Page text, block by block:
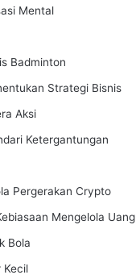
Mental
Badminton
Strategi Bisnis
Aksi
Ketergantungan
Pergerakan Crypto
Mengelola Uang
Bola
Kecil